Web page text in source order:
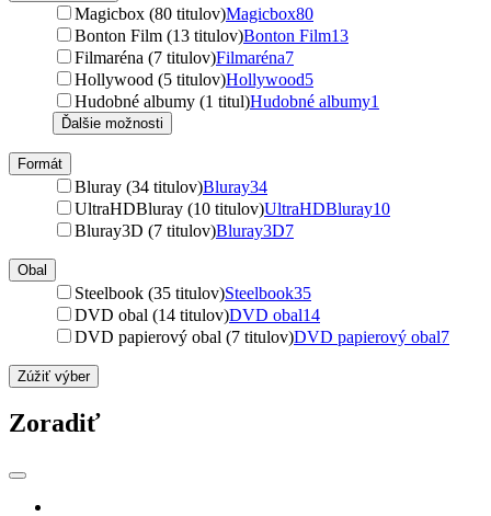
Magicbox (80 titulov)Magicbox80
Bonton Film (13 titulov)Bonton Film13
Filmaréna (7 titulov)Filmaréna7
Hollywood (5 titulov)Hollywood5
Hudobné albumy (1 titul)Hudobné albumy1
Ďalšie možnosti
Formát
Bluray (34 titulov)Bluray34
UltraHDBluray (10 titulov)UltraHDBluray10
Bluray3D (7 titulov)Bluray3D7
Obal
Steelbook (35 titulov)Steelbook35
DVD obal (14 titulov)DVD obal14
DVD papierový obal (7 titulov)DVD papierový obal7
Zúžiť výber
Zoradiť